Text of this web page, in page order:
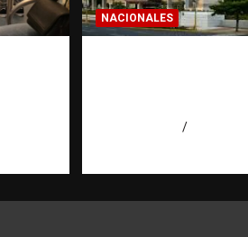
NACIONALES